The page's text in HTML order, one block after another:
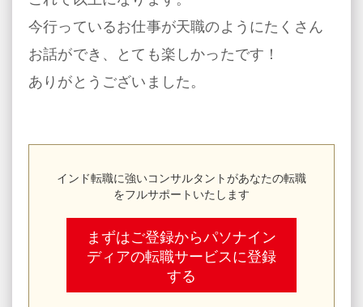
今行っているお仕事が天職のようにたくさん
お話ができ、とても楽しかったです！
ありがとうございました。
インド転職に強いコンサルタントがあなたの転職
をフルサポートいたします
まずはご登録からパソナイン
ディアの転職サービスに登録
する